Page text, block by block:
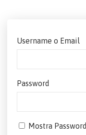
Username o Email
Password
Mostra Password